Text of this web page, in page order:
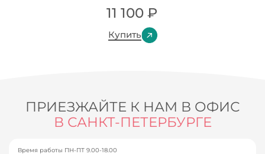
11 100₽
Купить
ПРИЕЗЖАЙТЕ К НАМ В ОФИС
В САНКТ-ПЕТЕРБУРГЕ
Время работы ПН-ПТ 9.00-18.00